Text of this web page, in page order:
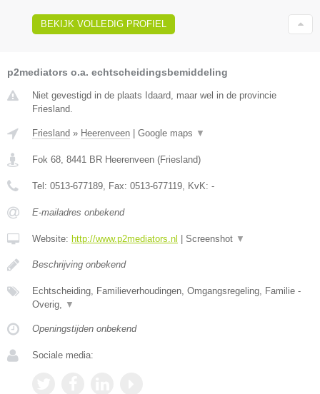
BEKIJK VOLLEDIG PROFIEL
p2mediators o.a. echtscheidingsbemiddeling
Niet gevestigd in de plaats Idaard, maar wel in de provincie
Friesland.
Friesland » Heerenveen Google maps ▼
Fok 68 8441 BR Heerenveen (Friesland)
Tel: 0513-677189 , Fax: 0513-677119 , KvK: -
E-mailadres onbekend
Website: http://www.p2mediators.nl Screenshot ▼
Beschrijving onbekend
Echtscheiding, Familieverhoudingen, Omgangsregeling, Familie -
Overig,
▼
Openingstijden onbekend
Sociale media: